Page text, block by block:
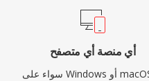
أي منصة أي متصفح
سواء على Windows أو macOS أو